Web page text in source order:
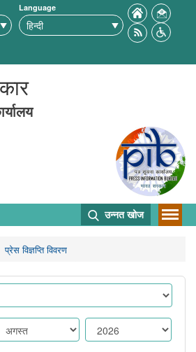
Language
उन्नत खोज
प्रेस विज्ञप्ति विवरण